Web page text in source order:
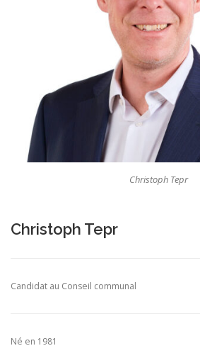
Christoph Tepr
Christoph Tepr
Candidat au Conseil communal
Né en 1981